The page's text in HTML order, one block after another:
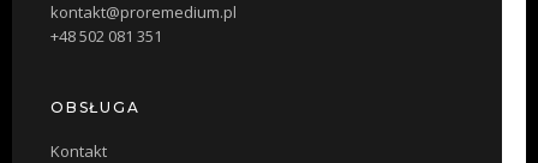
kontakt@proremedium.pl
+48 502 081 351
OBSŁUGA
Kontakt